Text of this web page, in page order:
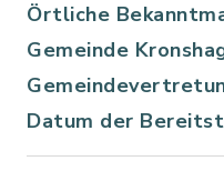
Örtliche
Gemeinde
Datum der